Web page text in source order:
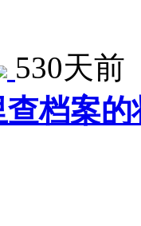
530天前
档案的